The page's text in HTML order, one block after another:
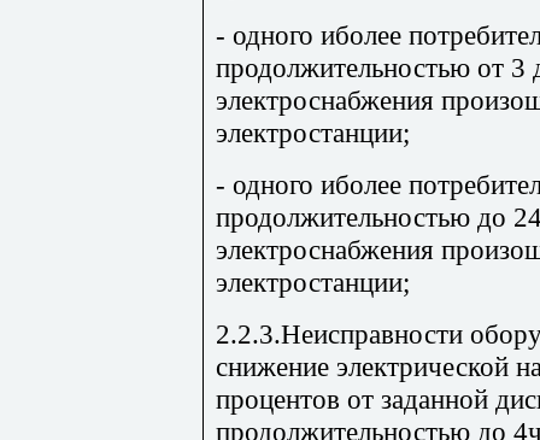
- одного иболее
продолжительностью от 3
электроснабжения
электростанции;
- одного иболее
продолжительностью до
электроснабжения
электростанции;
2.2.3.Неисправности
снижение электрической
процентов от заданной
продолжительностью до